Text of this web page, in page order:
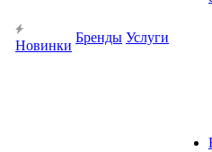
Новинки
Бренды Услуги